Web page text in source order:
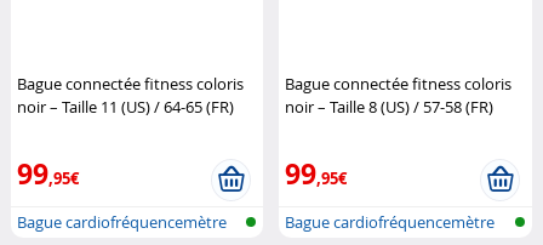
Bague connectée fitness coloris
noir – Taille 11 (US) / 64-65 (FR)
99,95€
Bague cardiofréquencemètre
Bague connectée fitness coloris
noir – Taille 8 (US) / 57-58 (FR)
99,95€
Bague cardiofréquencemètre